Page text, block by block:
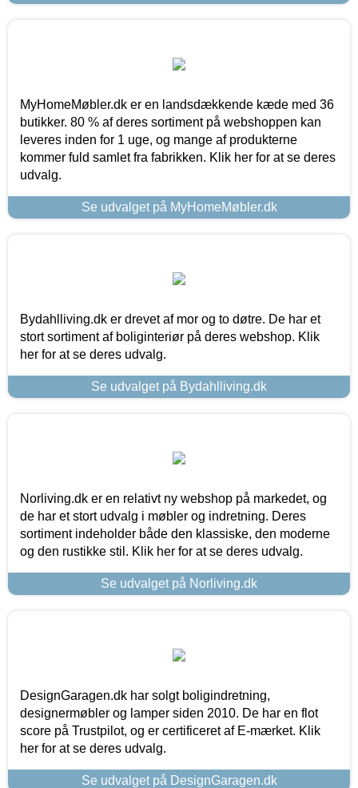
MyHomeMøbler.dk er en landsdækkende kæde med 36
butikker. 80 % af deres sortiment på webshoppen kan
leveres inden for 1 uge, og mange af produkterne
kommer fuld samlet fra fabrikken. Klik her for at se deres
udvalg.
Se udvalget på MyHomeMøbler.dk
Bydahlliving.dk er drevet af mor og to døtre. De har et
stort sortiment af boliginteriør på deres webshop. Klik
her for at se deres udvalg.
Se udvalget på Bydahlliving.dk
Norliving.dk er en relativt ny webshop på markedet, og
de har et stort udvalg i møbler og indretning. Deres
sortiment indeholder både den klassiske, den moderne
og den rustikke stil. Klik her for at se deres udvalg.
Se udvalget på Norliving.dk
DesignGaragen.dk har solgt boligindretning,
designermøbler og lamper siden 2010. De har en flot
score på Trustpilot, og er certificeret af E-mærket. Klik
her for at se deres udvalg.
Se udvalget på DesignGaragen.dk